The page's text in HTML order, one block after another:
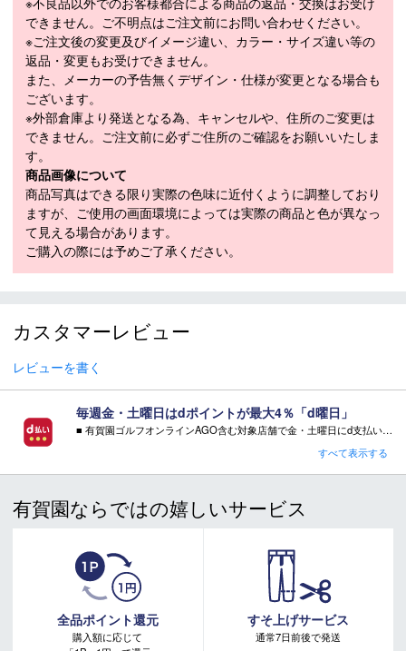
テル5％、銅2％
カラー
ネイビー(098)
メーカー公表サ
イズまたは実寸
サイズ（cm）
サイズガイド
モデル年
・「サイズ目安」は実寸サイズとは異なり、衣類未着用時の身体サ
イズ（ヌードサイズ）です。ご自身の身長、ウエストなどにあわせ
てサイズ選びの目安としてください。
・「実寸サイズ」は仕上がりサイズです。サイズ目安とは異なりま
す。また、個体差による若干の誤差があります。
■ご注文の際の注意点
できません。ご不明点はご注文前にお問い合わせください。
※ご注文後の変更及びイメージ違い、カラー・サイズ違い等の
返品・変更もお受けできません。
また、メーカーの予告無くデザイン・仕様が変更となる場
合もございます。
ます
できません。ご不明点はご注文前にお問い合わせください。
※ご注文後の変更及びイメージ違い、カラー・サイズ違い等の
返品・変更もお受けできません。
また、メーカーの予告無くデザイン・仕様が変更となる場合も
ございます。
※外部倉庫より発送となる為、キャンセルや、住所のご変更は
できません。ご注文前に必ずご住所のご確認をお願いいたしま
す。
商品画像について
商品写真はできる限り実際の色味に近付くように調整しており
ますが、ご使用の画面環境によっては実際の商品と色が異なっ
て見える場合があります。
ご購入の際には予めご了承ください。
カスタマーレビュー
レビューを書く
毎週金・土曜日はdポイントが最大4％「d曜日」
■ 有賀園ゴルフオンラインAGO含む対象店舗で金・土曜日にd支払いをすると
■ キャンペーン期間：毎週 金・土曜日 AM 0:00 - PM 23:59
注意事項：
・有賀園ポイントの獲得には別途ログイン/新規登録が必要です。
・本特典は予告なく変更・中止させて頂く場合があります。
・本キャンペーンの特典を受ける場合、ドコモ専用ページでエントリーが必要です。
詳しくはこちらをご確認ください。
キャンペーンページ
すべて表示する
有賀園ならではの嬉しいサービス
全品ポイント還元
購入額に応じて
すそ上げサービス
通常7日前後で発送